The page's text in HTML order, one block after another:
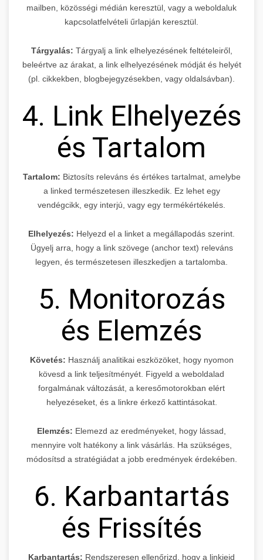
mailben, közösségi médián keresztül, vagy a weboldaluk
kapcsolatfelvételi űrlapján keresztül.
Tárgyalás: Tárgyalj a link elhelyezésének feltételeiről,
beleértve az árakat, a link elhelyezésének módját és helyét
(pl. cikkekben, blogbejegyzésekben, vagy oldalsávban).
4. Link Elhelyezés
és Tartalom
Tartalom: Biztosíts releváns és értékes tartalmat, amelybe
a linked természetesen illeszkedik. Ez lehet egy
vendégcikk, egy interjú, vagy egy termékértékelés.
Elhelyezés: Helyezd el a linket a megállapodás szerint.
Ügyelj arra, hogy a link szövege (anchor text) releváns
legyen, és természetesen illeszkedjen a tartalomba.
5. Monitorozás
és Elemzés
Követés: Használj analitikai eszközöket, hogy nyomon
kövesd a link teljesítményét. Figyeld a weboldalad
forgalmának változását, a keresőmotorokban elért
helyezéseket, és a linkre érkező kattintásokat.
Elemzés: Elemezd az eredményeket, hogy lássad,
mennyire volt hatékony a link vásárlás. Ha szükséges,
módosítsd a stratégiádat a jobb eredmények érdekében.
6. Karbantartás
és Frissítés
Karbantartás: Rendszeresen ellenőrizd, hogy a linkjeid